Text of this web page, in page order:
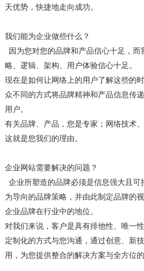
天优势，快捷地走向成功。
我们能为企业做些什么？
因为您对您的品牌和产品信心十足，而
略、逻辑、架构、用户体验信心十足。
现在是如何让网络上的用户了解这些的
众不同的方式将品牌精神和产品信息传
用户。
有关品牌、产品，您是专家；网络技术
这就是您我们的理由。
企业网站需要解决的问题？
企业所塑造的品牌必须是信息强大且可
为导向的品牌策略，并由此制定品牌的
企业品牌在行业中的地位。
对我们来说，客户是具有排他性、唯一
定制化的方式与您沟通，通过创意、新
用，为您提供整合的解决方案与全方位